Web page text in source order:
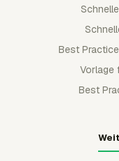
Best
Vorlage
Best